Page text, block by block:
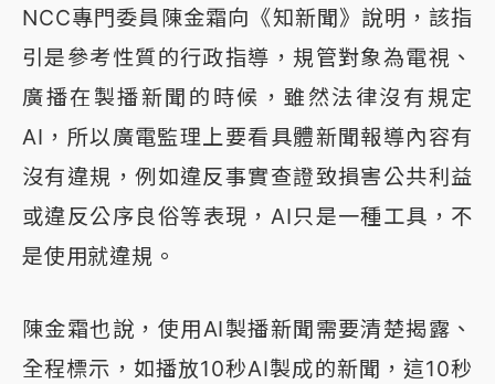
NCC專門委員陳金霜向《知新聞》說明，該指
引是參考性質的行政指導，規管對象為電視、
廣播在製播新聞的時候，雖然法律沒有規定
AI，所以廣電監理上要看具體新聞報導內容有
沒有違規，例如違反事實查證致損害公共利益
或違反公序良俗等表現，AI只是一種工具，不
是使用就違規。
陳金霜也說，使用AI製播新聞需要清楚揭露、
全程標示，如播放10秒AI製成的新聞，這10秒